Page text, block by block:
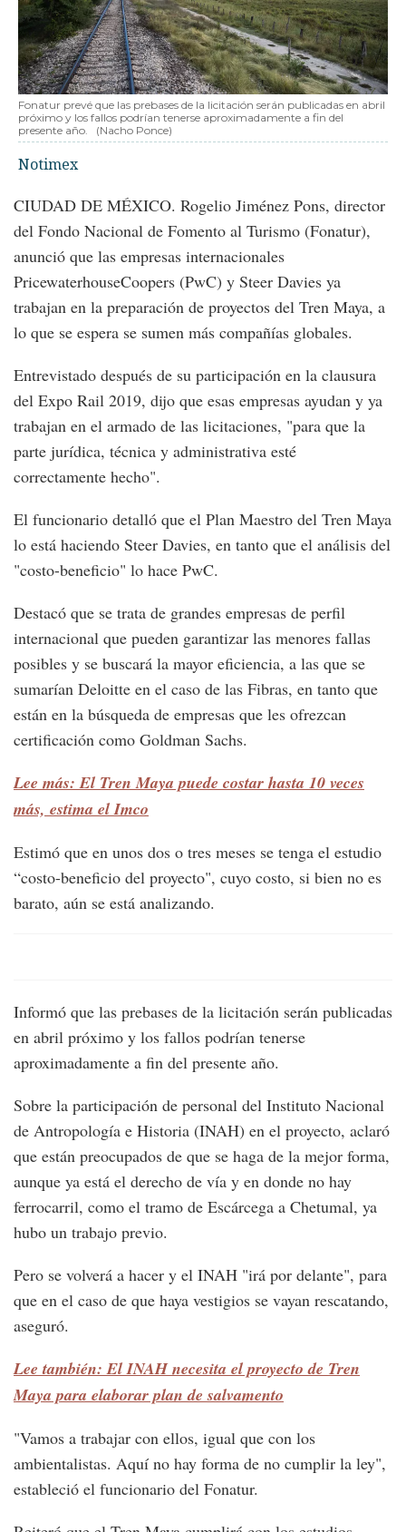
Fonatur prevé que las prebases de la licitación serán publicadas en abril
próximo y los fallos podrían tenerse aproximadamente a fin del
presente año.
(Nacho Ponce)
Notimex
CIUDAD DE MÉXICO. Rogelio Jiménez Pons, director
del Fondo Nacional de Fomento al Turismo (Fonatur),
anunció que las empresas internacionales
PricewaterhouseCoopers (PwC) y Steer Davies ya
trabajan en la preparación de proyectos del Tren Maya, a
lo que se espera se sumen más compañías globales.
Entrevistado después de su participación en la clausura
del Expo Rail 2019, dijo que esas empresas ayudan y ya
trabajan en el armado de las licitaciones, "para que la
parte jurídica, técnica y administrativa esté
correctamente hecho".
El funcionario detalló que el Plan Maestro del Tren Maya
lo está haciendo Steer Davies, en tanto que el análisis del
"costo-beneficio" lo hace PwC.
Destacó que se trata de grandes empresas de perfil
internacional que pueden garantizar las menores fallas
posibles y se buscará la mayor eficiencia, a las que se
sumarían Deloitte en el caso de las Fibras, en tanto que
están en la búsqueda de empresas que les ofrezcan
certificación como Goldman Sachs.
Lee más: El Tren Maya puede costar hasta 10 veces
más, estima el Imco
Estimó que en unos dos o tres meses se tenga el estudio
“costo-beneficio del proyecto", cuyo costo, si bien no es
barato, aún se está analizando.
Informó que las prebases de la licitación serán publicadas
en abril próximo y los fallos podrían tenerse
aproximadamente a fin del presente año.
Sobre la participación de personal del Instituto Nacional
de Antropología e Historia (INAH) en el proyecto, aclaró
que están preocupados de que se haga de la mejor forma,
aunque ya está el derecho de vía y en donde no hay
ferrocarril, como el tramo de Escárcega a Chetumal, ya
hubo un trabajo previo.
Pero se volverá a hacer y el INAH "irá por delante", para
que en el caso de que haya vestigios se vayan rescatando,
aseguró.
Lee también: El INAH necesita el proyecto de Tren
Maya para elaborar plan de salvamento
"Vamos a trabajar con ellos, igual que con los
ambientalistas. Aquí no hay forma de no cumplir la ley",
estableció el funcionario del Fonatur.